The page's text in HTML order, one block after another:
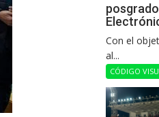
Con el
al...
CÓDIGO